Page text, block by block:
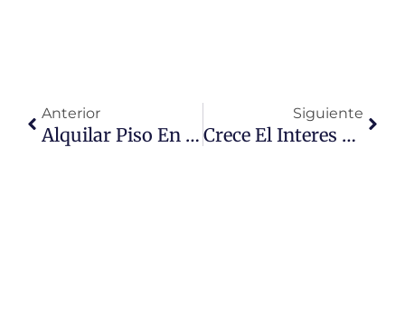
Anterior
Alquilar Piso En Trujillo
Siguiente
Crece El Interes Por Invertir En Fincas Rusticas